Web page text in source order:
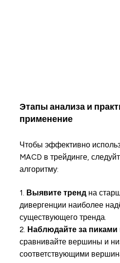
Этапы анализа и
применение
Чтобы эффективно
MACD в трейдинге,
алгоритму:
1. Выявите тренд на
дивергенции наиболее
существующего тренда.
2. Наблюдайте за
сравнивайте вершины и
соответствующими